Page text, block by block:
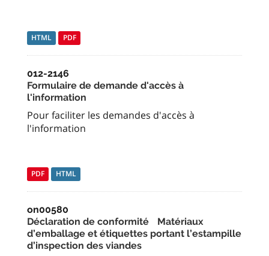
HTML PDF
012-2146
Formulaire de demande d'accès à
l'information
Pour faciliter les demandes d'accès à
l'information
PDF HTML
on00580
Déclaration de conformité Matériaux
d’emballage et étiquettes portant l’estampille
d’inspection des viandes